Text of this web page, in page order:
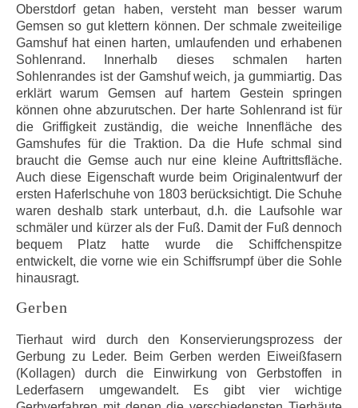
Oberstdorf getan haben, versteht man besser warum
Gemsen so gut klettern können. Der schmale zweiteilige
Gamshuf hat einen harten, umlaufenden und erhabenen
Sohlenrand. Innerhalb dieses schmalen harten
Sohlenrandes ist der Gamshuf weich, ja gummiartig. Das
erklärt warum Gemsen auf hartem Gestein springen
können ohne abzurutschen. Der harte Sohlenrand ist für
die Griffigkeit zuständig, die weiche Innenfläche des
Gamshufes für die Traktion. Da die Hufe schmal sind
braucht die Gemse auch nur eine kleine Auftrittsfläche.
Auch diese Eigenschaft wurde beim Originalentwurf der
ersten Haferlschuhe von 1803 berücksichtigt. Die Schuhe
waren deshalb stark unterbaut, d.h. die Laufsohle war
schmäler und kürzer als der Fuß. Damit der Fuß dennoch
bequem Platz hatte wurde die Schiffchenspitze
entwickelt, die vorne wie ein Schiffsrumpf über die Sohle
hinausragt.
Gerben
Tierhaut wird durch den Konservierungsprozess der
Gerbung zu Leder. Beim Gerben werden Eiweißfasern
(Kollagen) durch die Einwirkung von Gerbstoffen in
Lederfasern umgewandelt. Es gibt vier wichtige